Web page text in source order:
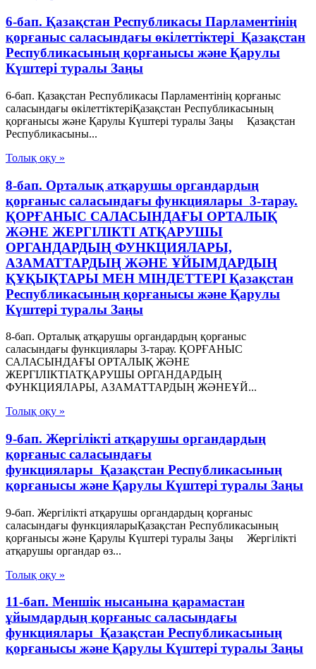
6-бап. Қазақстан Республикасы Парламентiнің
қорғаныс саласындағы өкілеттіктері Қазақстан
Республикасының қорғанысы және Қарулы
Күштері туралы Заңы
6-бап. Қазақстан Республикасы Парламентiнің қорғаныс
саласындағы өкілеттіктеріҚазақстан Республикасының
қорғанысы және Қарулы Күштері туралы Заңы Қазақстан
Республикасыны...
Толық оқу »
8-бап. Орталық атқарушы органдардың
қорғаныс саласындағы функциялары 3-тарау.
ҚОРҒАНЫС САЛАСЫНДАҒЫ ОРТАЛЫҚ
ЖӘНЕ ЖЕРГІЛIКТІ АТҚАРУШЫ
ОРГАНДАРДЫҢ ФУНКЦИЯЛАРЫ,
АЗАМАТТАРДЫҢ ЖӘНЕ ҰЙЫМДАРДЫҢ
ҚҰҚЫҚТАРЫ МЕН МIНДЕТТЕРІ Қазақстан
Республикасының қорғанысы және Қарулы
Күштері туралы Заңы
8-бап. Орталық атқарушы органдардың қорғаныс
саласындағы функциялары 3-тарау. ҚОРҒАНЫС
САЛАСЫНДАҒЫ ОРТАЛЫҚ ЖӘНЕ
ЖЕРГІЛIКТІАТҚАРУШЫ ОРГАНДАРДЫҢ
ФУНКЦИЯЛАРЫ, АЗАМАТТАРДЫҢ ЖӘНЕҰЙ...
Толық оқу »
9-бап. Жергіліктi атқарушы органдардың
қорғаныс саласындағы
функциялары Қазақстан Республикасының
қорғанысы және Қарулы Күштері туралы Заңы
9-бап. Жергіліктi атқарушы органдардың қорғаныс
саласындағы функцияларыҚазақстан Республикасының
қорғанысы және Қарулы Күштері туралы Заңы Жергілiкті
атқарушы органдар өз...
Толық оқу »
11-бап. Меншiк нысанына қарамастан
ұйымдардың қорғаныс саласындағы
функциялары Қазақстан Республикасының
қорғанысы және Қарулы Күштері туралы Заңы